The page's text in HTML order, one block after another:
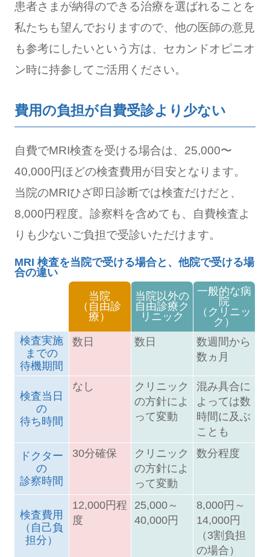
患者さまが納得のできる治療を選ばれることを
私たちも望んでおりますので、他の医師の意見
も参考にしたいという方は、セカンドオピニオ
ン時に持参してご活用ください。
費用の負担が自費受診より少ない
自費でMRI検査を受ける場合は、25,000〜
40,000円ほどの検査費用が目安となります。
当院のMRIひざ即日診断では検査だけだと、
8,000円程度。診察料を含めても、自費検査よ
りも少ないご負担で受診いただけます。
MRI 検査を当院で受ける場合と、他院で受ける場
合の違い
当院
（自由診
療）
当院以外の
自由診療ク
リニック
一般的な病
院
（クリニッ
ク）
検査実施
までの
待機期間
数日 数日
数週間から
数ヵ月
検査当日
の
待ち時間
なし
クリニック
の方針によ
って変動
混み具合に
よっては数
時間に及ぶ
ことも
ドクター
の
診察時間
30分確保
クリニック
の方針によ
って変動
数分程度
検査費用
（自己負
担分）
12,000円程
度
25,000～
40,000円
8,000円～
14,000円
（3割負担
の場合）